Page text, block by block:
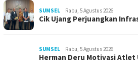
SUMSEL Rabu, 5 Agustus 2026
Cik Ujang Perjuangkan
SUMSEL Rabu, 5 Agustus 2026
Herman Deru Motivasi Atlet